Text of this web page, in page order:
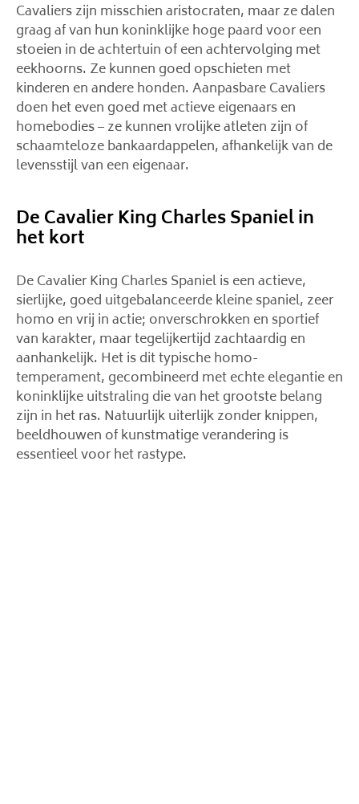
Cavaliers zijn misschien aristocraten, maar ze dalen
graag af van hun koninklijke hoge paard voor een
stoeien in de achtertuin of een achtervolging met
eekhoorns. Ze kunnen goed opschieten met
kinderen en andere honden. Aanpasbare Cavaliers
doen het even goed met actieve eigenaars en
homebodies – ze kunnen vrolijke atleten zijn of
schaamteloze bankaardappelen, afhankelijk van de
levensstijl van een eigenaar.
De Cavalier King Charles Spaniel in
het kort
De Cavalier King Charles Spaniel is een actieve,
sierlijke, goed uitgebalanceerde kleine spaniel, zeer
homo en vrij in actie; onverschrokken en sportief
van karakter, maar tegelijkertijd zachtaardig en
aanhankelijk. Het is dit typische homo-
temperament, gecombineerd met echte elegantie en
koninklijke uitstraling die van het grootste belang
zijn in het ras. Natuurlijk uiterlijk zonder knippen,
beeldhouwen of kunstmatige verandering is
essentieel voor het rastype.